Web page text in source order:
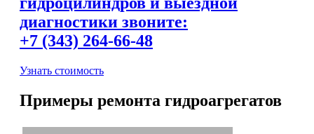
диагностики звоните:
+7 (343) 264-66-48
Узнать стоимость
Примеры ремонта гидроагрегатов